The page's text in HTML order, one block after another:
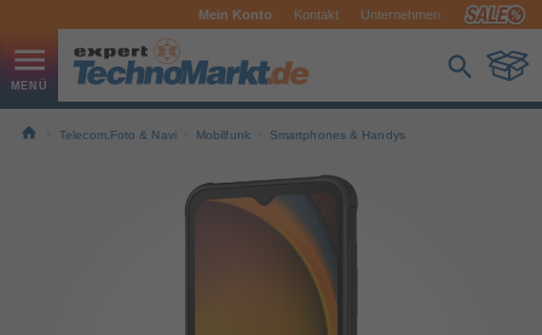
Mein Konto Kontakt Unternehmen
Telecom,Foto & Navi Mobilfunk Smartphones & Handys